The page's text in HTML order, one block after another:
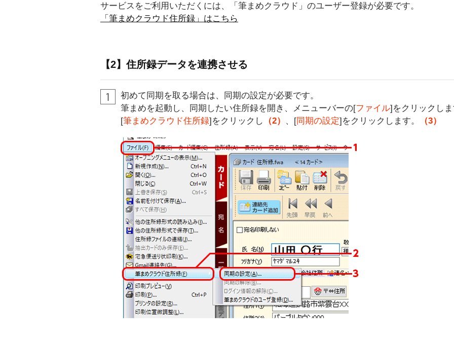
サービスをご利用いただくには、「筆まめクラウド」のユーザー登録が必要です。
「筆まめクラウド住所録」はこちら
【2】住所録データを連携させる
初めて同期を取る場合は、同期の設定が必要です。
筆まめを起動し、同期したい住所録を開き、メニューバーの[ファイル]をクリックしま
[筆まめクラウド住所録]をクリックし （2） 、[同期の設定]をクリックします。 （3）